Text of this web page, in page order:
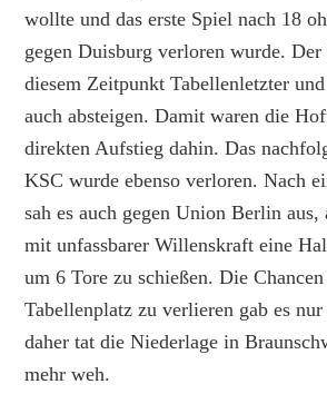
wollte und das erste Spiel nach 18
gegen Duisburg verloren wurde.
diesem Zeitpunkt Tabellenletzter
auch absteigen. Damit waren die
direkten Aufstieg dahin. Das
KSC wurde ebenso verloren. Nach
sah es auch gegen Union Berlin
mit unfassbarer Willenskraft eine
um 6 Tore zu schießen. Die
Tabellenplatz zu verlieren gab es
daher tat die Niederlage in
mehr weh.